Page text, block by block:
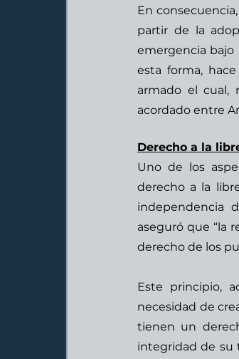
En
partir de la
emergencia bajo
esta forma,
armado el cual,
acordado entre
Derecho a la
Uno de los
derecho a la
independencia
aseguró que “la
derecho de los
Este principio,
necesidad de
tienen un
integridad de su